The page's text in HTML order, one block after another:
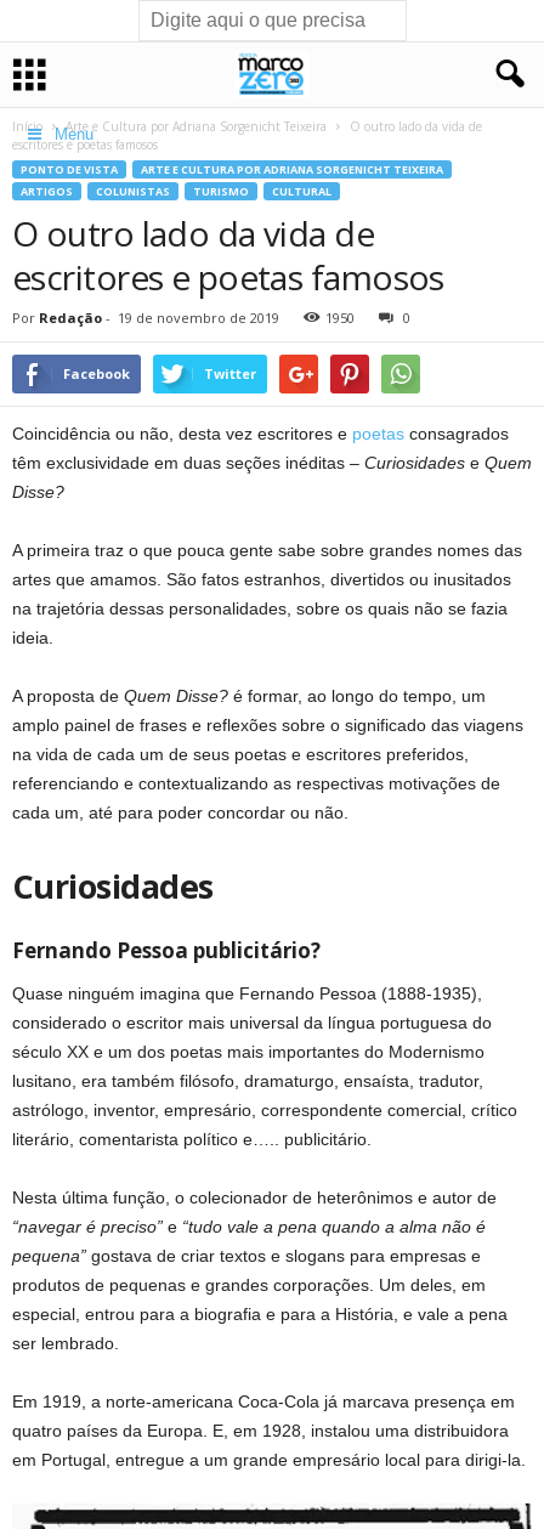
Menu
Início Arte e Cultura por Adriana Sorgenicht Teixeira
O outro lado da vida de
escritores e poetas famosos
PONTO DE VISTA
ARTE E CULTURA POR ADRIANA SORGENICHT TEIXEIRA
ARTIGOS
COLUNISTAS TURISMO CULTURAL
O outro lado da vida de
escritores e poetas famosos
Por Redação - 19 de novembro de 2019 1950 0
Facebook Twitter
Coincidência ou não, desta vez escritores e poetas consagrados
têm exclusividade em duas seções inéditas – Curiosidades e Quem
Disse?
A primeira traz o que pouca gente sabe sobre grandes nomes das
artes que amamos. São fatos estranhos, divertidos ou inusitados
na trajetória dessas personalidades, sobre os quais não se fazia
ideia.
A proposta de Quem Disse? é formar, ao longo do tempo, um
amplo painel de frases e reflexões sobre o significado das viagens
na vida de cada um de seus poetas e escritores preferidos,
referenciando e contextualizando as respectivas motivações de
cada um, até para poder concordar ou não.
Curiosidades
Fernando Pessoa publicitário?
Quase ninguém imagina que Fernando Pessoa (1888-1935),
considerado o escritor mais universal da língua portuguesa do
século XX e um dos poetas mais importantes do Modernismo
lusitano, era também filósofo, dramaturgo, ensaísta, tradutor,
astrólogo, inventor, empresário, correspondente comercial, crítico
literário, comentarista político e….. publicitário.
Nesta última função, o colecionador de heterônimos e autor de
“navegar é preciso” e “tudo vale a pena quando a alma não é
pequena” gostava de criar textos e slogans para empresas e
produtos de pequenas e grandes corporações. Um deles, em
especial, entrou para a biografia e para a História, e vale a pena
ser lembrado.
Em 1919, a norte-americana Coca-Cola já marcava presença em
quatro países da Europa. E, em 1928, instalou uma distribuidora
em Portugal, entregue a um grande empresário local para dirigi-la.